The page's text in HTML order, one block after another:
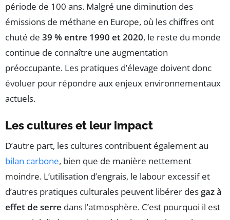
période de 100 ans. Malgré une diminution des
émissions de méthane en Europe, où les chiffres ont
chuté de 39 % entre 1990 et 2020, le reste du monde
continue de connaître une augmentation
préoccupante. Les pratiques d’élevage doivent donc
évoluer pour répondre aux enjeux environnementaux
actuels.
Les cultures et leur impact
D’autre part, les cultures contribuent également au
bilan carbone, bien que de manière nettement
moindre. L’utilisation d’engrais, le labour excessif et
d’autres pratiques culturales peuvent libérer des gaz à
effet de serre dans l’atmosphère. C’est pourquoi il est